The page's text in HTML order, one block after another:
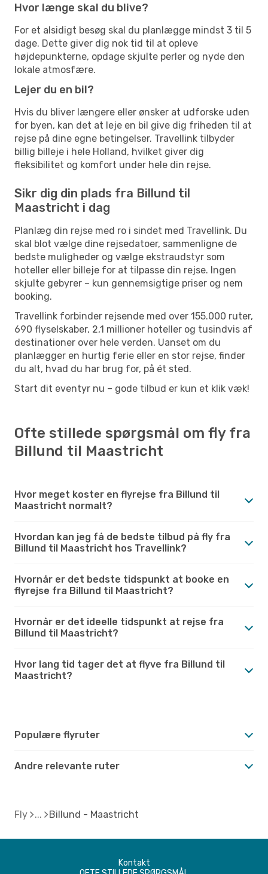
Hvor længe skal du blive?
For et alsidigt besøg skal du planlægge mindst 3 til 5
dage. Dette giver dig nok tid til at opleve
højdepunkterne, opdage skjulte perler og nyde den
lokale atmosfære.
Lejer du en bil?
Hvis du bliver længere eller ønsker at udforske uden
for byen, kan det at leje en bil give dig friheden til at
rejse på dine egne betingelser. Travellink tilbyder
billig billeje i hele Holland, hvilket giver dig
fleksibilitet og komfort under hele din rejse.
Sikr dig din plads fra Billund til
Maastricht i dag
Planlæg din rejse med ro i sindet med Travellink. Du
skal blot vælge dine rejsedatoer, sammenligne de
bedste muligheder og vælge ekstraudstyr som
hoteller eller billeje for at tilpasse din rejse. Ingen
skjulte gebyrer – kun gennemsigtige priser og nem
booking.
Travellink forbinder rejsende med over 155.000 ruter,
690 flyselskaber, 2,1 millioner hoteller og tusindvis af
destinationer over hele verden. Uanset om du
planlægger en hurtig ferie eller en stor rejse, finder
du alt, hvad du har brug for, på ét sted.
Start dit eventyr nu – gode tilbud er kun et klik væk!
Ofte stillede spørgsmål om fly fra
Billund til Maastricht
Hvor meget koster en flyrejse fra Billund til
Maastricht normalt?
Hvordan kan jeg få de bedste tilbud på fly fra
Billund til Maastricht hos Travellink?
Hvornår er det bedste tidspunkt at booke en
flyrejse fra Billund til Maastricht?
Hvornår er det ideelle tidspunkt at rejse fra
Billund til Maastricht?
Hvor lang tid tager det at flyve fra Billund til
Maastricht?
Populære flyruter
Andre relevante ruter
Fly Billund - Maastricht
Kontakt